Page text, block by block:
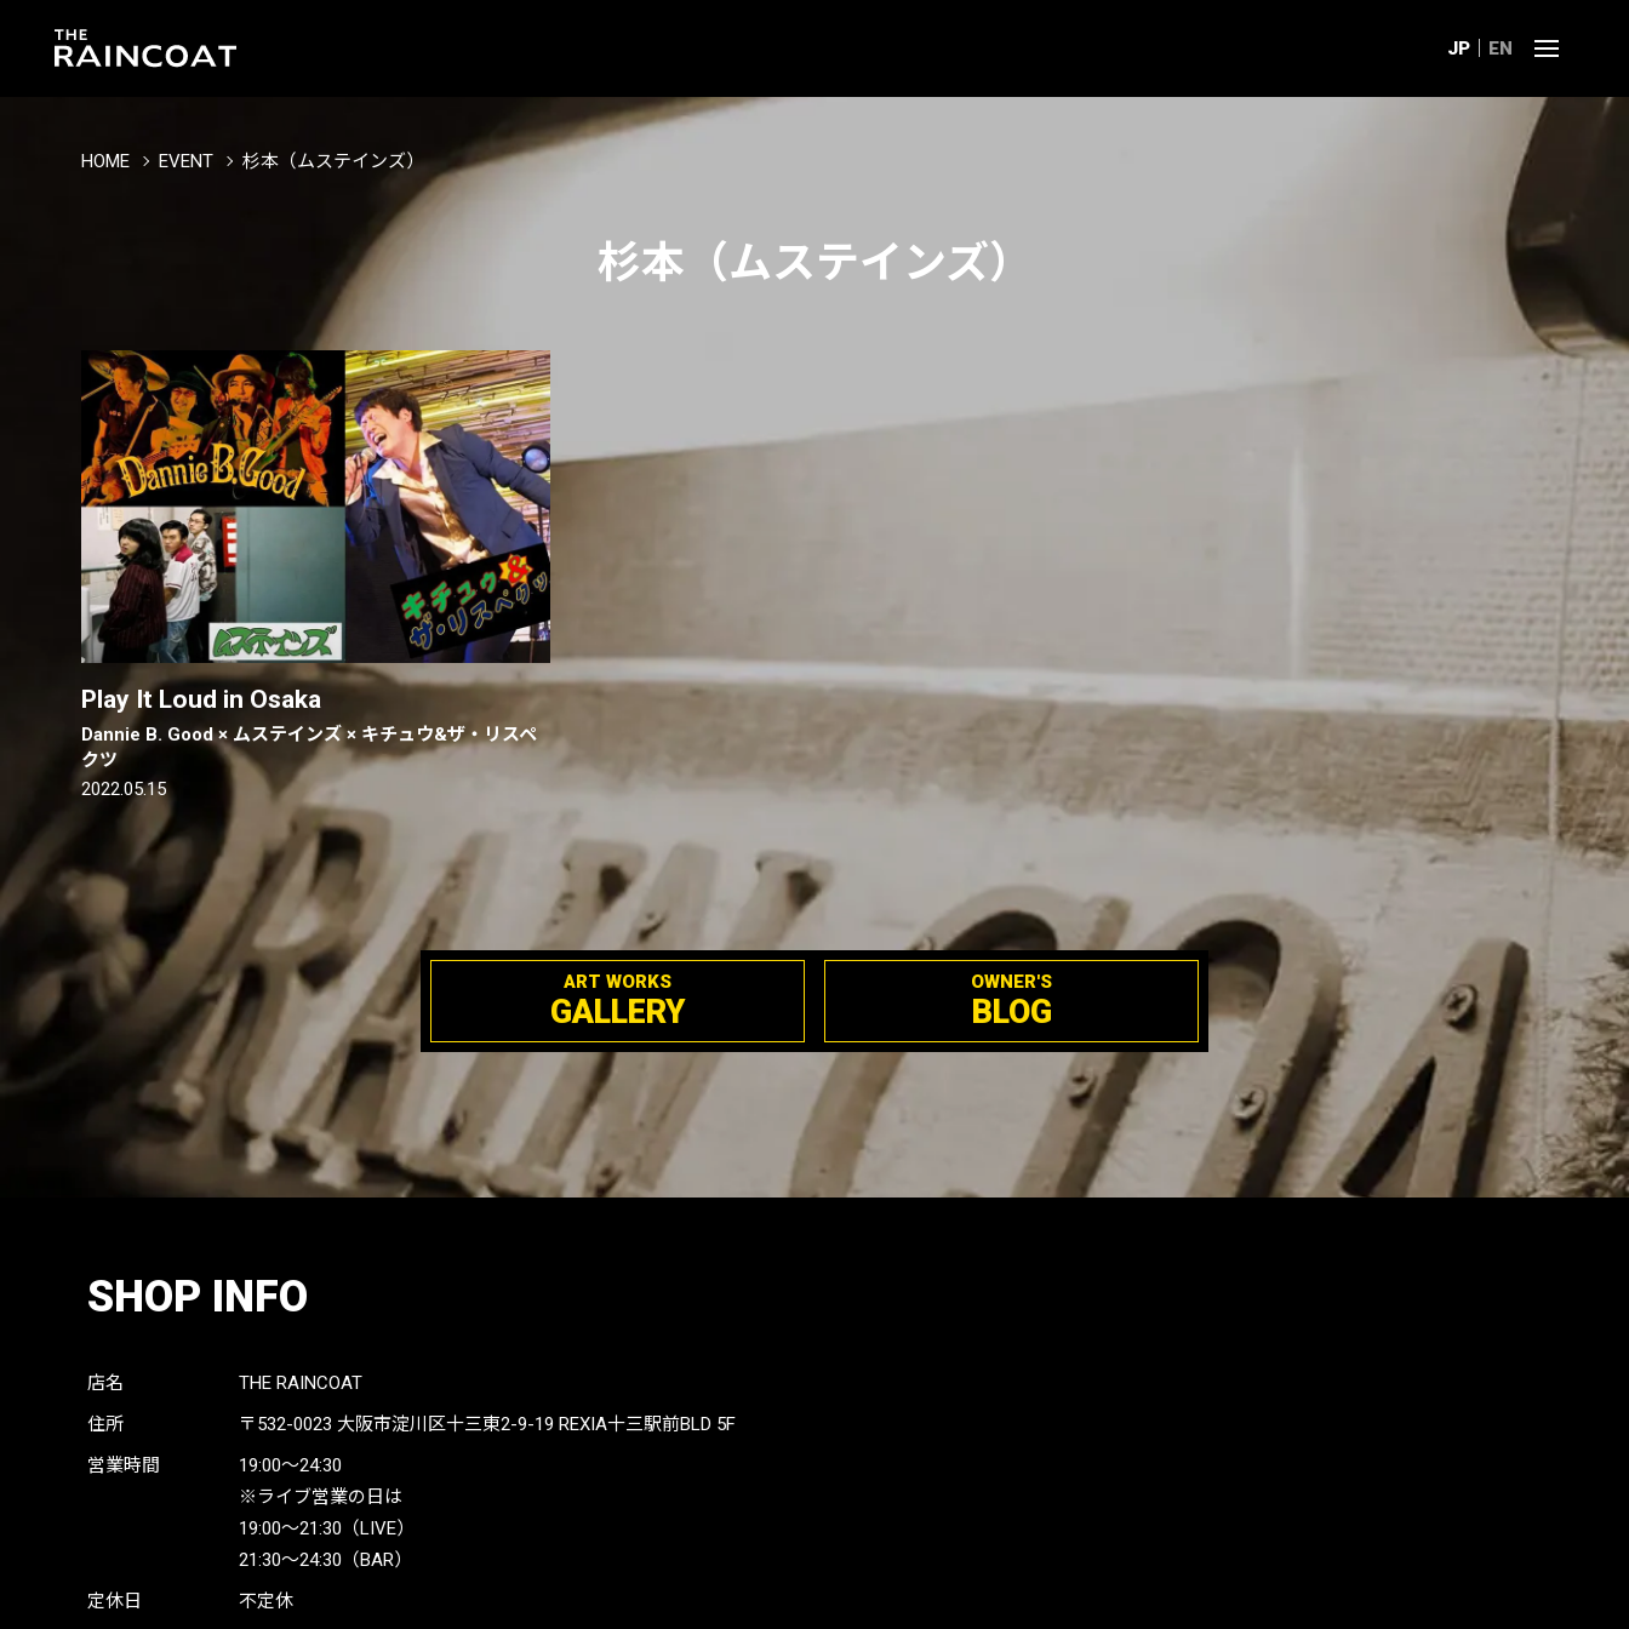
JP EN
HOME EVENT 杉本（ムステインズ）
杉本（ムステインズ）
Play It Loud in Osaka
Dannie B. Good × ムステインズ × キチュウ&ザ・リスペ
クツ
2022.05.15
ART WORKS
GALLERY
OWNER'S
BLOG
SHOP INFO
店名
THE RAINCOAT
住所
〒532-0023 大阪市淀川区十三東2-9-19 REXIA十三駅前BLD 5F
営業時間
19:00〜24:30
※ライブ営業の日は
19:00〜21:30（LIVE）
21:30〜24:30（BAR）
定休日
不定休